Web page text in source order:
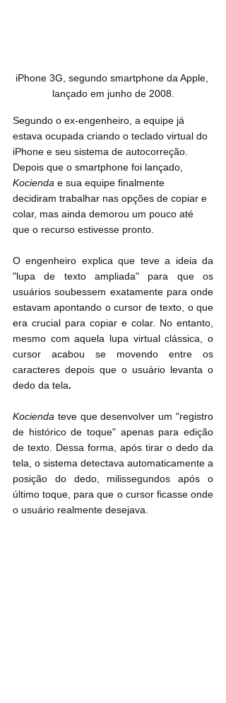
iPhone 3G, segundo smartphone da Apple,
lançado em junho de 2008.
Segundo o ex-engenheiro, a equipe já
estava ocupada criando o teclado virtual do
iPhone e seu sistema de autocorreção.
Depois que o smartphone foi lançado,
Kocienda e sua equipe finalmente
decidiram trabalhar nas opções de copiar e
colar, mas ainda demorou um pouco até
que o recurso estivesse pronto.
O engenheiro explica que teve a ideia da
"lupa de texto ampliada" para que os
usuários soubessem exatamente para onde
estavam apontando o cursor de texto, o que
era crucial para copiar e colar. No entanto,
mesmo com aquela lupa virtual clássica, o
cursor acabou se movendo entre os
caracteres depois que o usuário levanta o
dedo da tela.
Kocienda teve que desenvolver um "registro
de histórico de toque" apenas para edição
de texto. Dessa forma, após tirar o dedo da
tela, o sistema detectava automaticamente a
posição do dedo, milissegundos após o
último toque, para que o cursor ficasse onde
o usuário realmente desejava.